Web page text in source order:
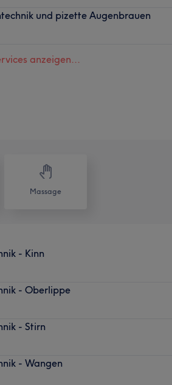
und pizette Augenbrauen
anzeigen...
Massage
- Kinn
- Oberlippe
- Stirn
- Wangen